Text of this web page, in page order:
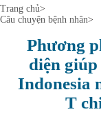
Trang chủ>
Câu chuyện bệnh nhân>
Phương
diện
Indonesia
T